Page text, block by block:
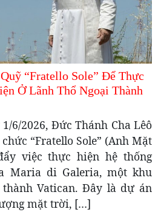
“Fratello Sole” Để Thực
Ở Lãnh Thổ Ngoại Thành
6/2026, Đức Thánh Cha Lêô
“Fratello Sole” (Anh Mặt
việc thực hiện hệ thống
Maria di Galeria, một khu
Vatican. Đây là dự án
mặt trời, […]